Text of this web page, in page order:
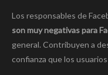
Los responsables de
son muy negativas para
general. Contribuyen a
confianza que los